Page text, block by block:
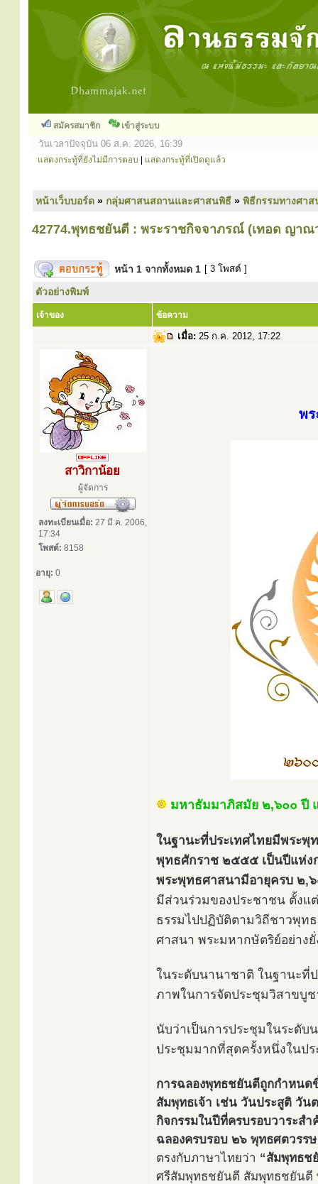
สมัครสมาชิก เข้าสู่ระบบ
วันเวลาปัจจุบัน 06 ส.ค. 2026, 16:39
แสดงกระทู้ที่ยังไม่มีการตอบ แสดงกระทู้ที่เปิดดูแล้ว
หน้าเว็บบอร์ด » กลุ่มศาสนสถานและศาสนพิธี » พิธีกรรมทางศา
42774.พุทธชยันตี : พระราชกิจจาภรณ์ (เทอด ญาณ
หน้า 1 จากทั้งหมด 1 [ 3 โพสต์ ]
ตัวอย่างพิมพ์
เจ้าของ ข้อความ
เมื่อ: 25 ก.ค. 2012, 17:22
สาวิกาน้อย
ผู้จัดการ
ลงทะเบียนเมื่อ: 27 มี.ค. 2006,
17:34
โพสต์: 8158
อายุ: 0
พ
มหาธัมมาภิสมัย ๒,๖๐๐ ปี
ในฐานะที่ประเทศไทยมีพระพุ
พุทธศักราช ๒๕๕๕ เป็นปีแห่ง
พระพุทธศาสนามีอายุครบ ๒,
มีส่วนร่วมของประชาชน ตั้งแ
ธรรมไปปฏิบัติตามวิถีชาวพุท
ศาสนา พระมหากษัตริย์อย่าง
ในระดับนานาชาติ ในฐานะที่
ภาพในการจัดประชุมวิสาขบู
นับว่าเป็นการประชุมในระดั
ประชุมมากที่สุดครั้งหนึ่งในป
การฉลองพุทธชยันตีถูกกำหนด
สัมพุทธเจ้า เช่น วันประสูติ วัน
กิจกรรมในปีที่ครบรอบวาระส
ฉลองครบรอบ ๒๖ พุทธศตวรรษ
ตรงกับภาษาไทยว่า “สัมพุทธช
ศรีสัมพุทธชยันตี สัมพุทธชยันตี